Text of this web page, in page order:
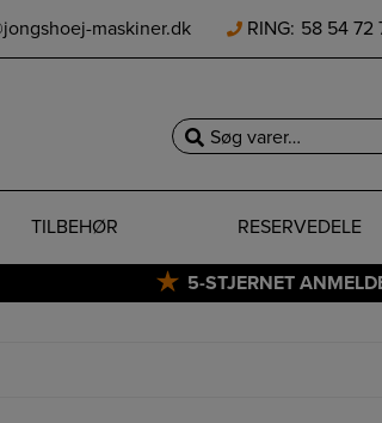
maskiner.dk RING: 58 54 72
Søg
TILBEHØR RESERVEDELE
5-STJERNET